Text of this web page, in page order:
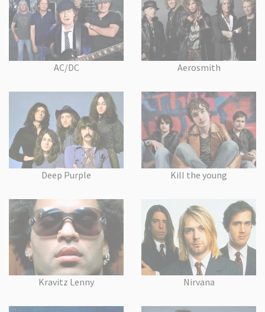
AC/DC Aerosmith
Deep Purple Kill the young
Kravitz Lenny Nirvana